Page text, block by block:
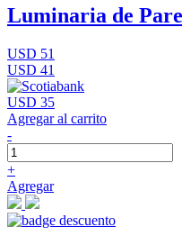
Luminaria de
USD 51
USD 41
USD 35
Agregar al carrito
-
+
Agregar